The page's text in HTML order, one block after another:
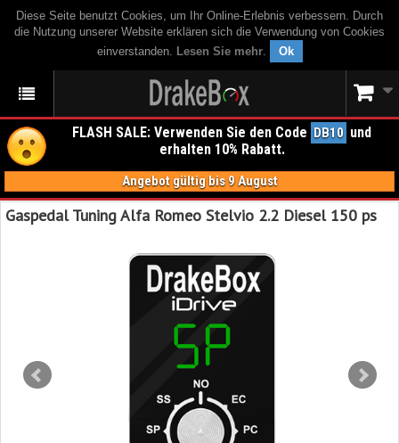
Diese Seite benutzt Cookies, um Ihr Online-Erlebnis verbessern. Durch
die Nutzung unserer Website erklären sich die Verwendung von Cookies
einverstanden. Lesen Sie mehr. Ok
FLASH SALE: Verwenden Sie den Code DB10 und
erhalten 10% Rabatt.
Angebot gültig bis 9 August
Gaspedal Tuning Alfa Romeo Stelvio 2.2 Diesel 150 ps